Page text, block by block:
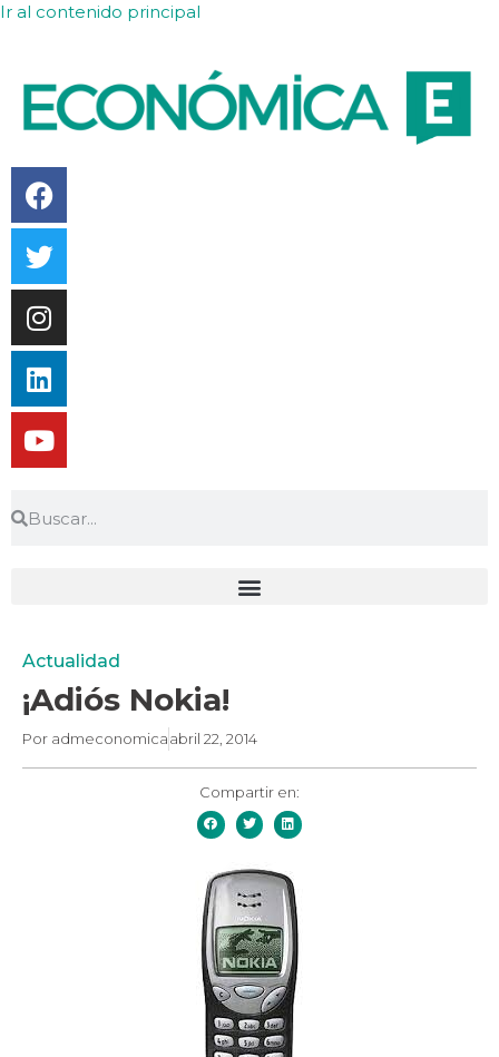
Ir al contenido principal
Actualidad
¡Adiós Nokia!
Por admeconomicaabril 22, 2014
Compartir en: